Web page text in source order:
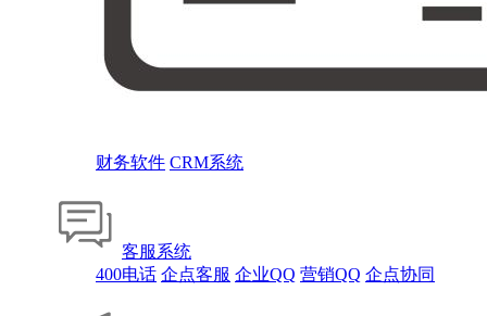
财务软件 CRM系统
客服系统
400电话 企点客服 企业QQ 营销QQ 企点协同